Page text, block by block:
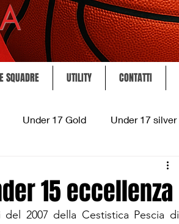
SQUADRE UTILITY CONTATTI
Under 17 Gold Under 17 silver
15 eccellenza
2007 della Cestistica Pescia di